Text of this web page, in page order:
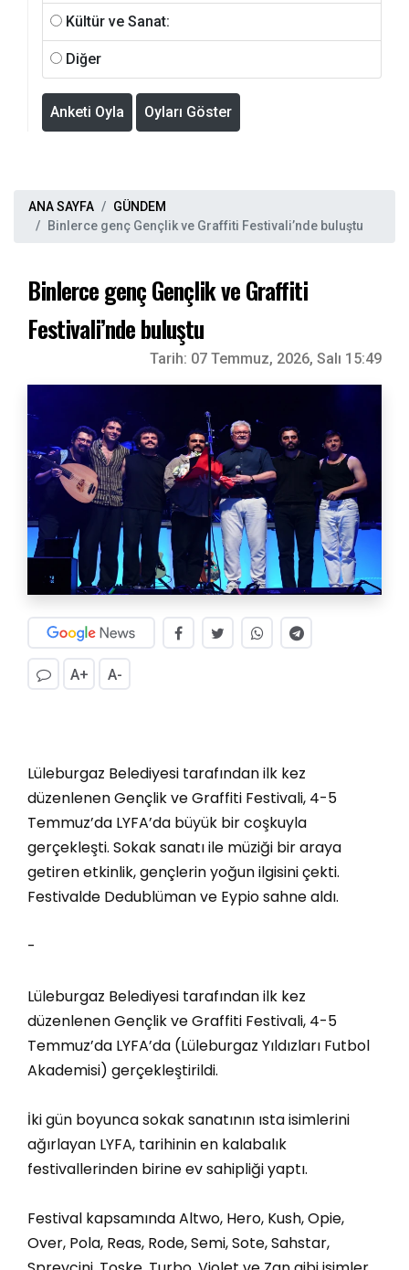
Kültür ve Sanat:
Diğer
Anketi Oyla Oyları Göster
ANA SAYFA
GÜNDEM
Binlerce genç Gençlik ve Graffiti Festivali’nde buluştu
Binlerce genç Gençlik ve Graffiti
Festivali’nde buluştu
Tarih: 07 Temmuz, 2026, Salı 15:49
A+ A-
Lüleburgaz Belediyesi tarafından ilk kez
düzenlenen Gençlik ve Graffiti Festivali, 4-5
Temmuz’da LYFA’da büyük bir coşkuyla
gerçekleşti. Sokak sanatı ile müziği bir araya
getiren etkinlik, gençlerin yoğun ilgisini çekti.
Festivalde Dedublüman ve Eypio sahne aldı.
-
Lüleburgaz Belediyesi tarafından ilk kez
düzenlenen Gençlik ve Graffiti Festivali, 4-5
Temmuz’da LYFA’da (Lüleburgaz Yıldızları Futbol
Akademisi) gerçekleştirildi.
İki gün boyunca sokak sanatının ısta isimlerini
ağırlayan LYFA, tarihinin en kalabalık
festivallerinden birine ev sahipliği yaptı.
Festival kapsamında Altwo, Hero, Kush, Opie,
Over, Pola, Reas, Rode, Semi, Sote, Sahstar,